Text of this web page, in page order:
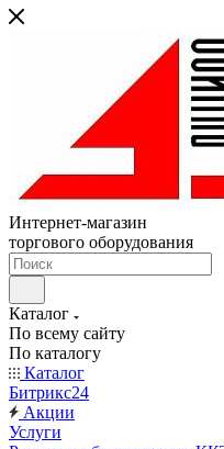
Интернет-магазин
торгового оборудования
Каталог
По всему сайту
По каталогу
Каталог
Битрикс24
Акции
Услуги